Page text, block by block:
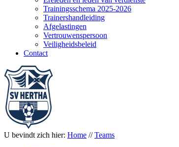
Trainingsschema 2025-2026
Trainershandleiding
Afgelastingen
Vertrouwenspersoon
Veiligheidsbeleid
Contact
U bevindt zich hier: Home //Teams